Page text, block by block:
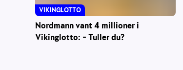
Nordmann vant 4 millioner i
Vikinglotto: – Tuller du?
VIKINGLOTTO